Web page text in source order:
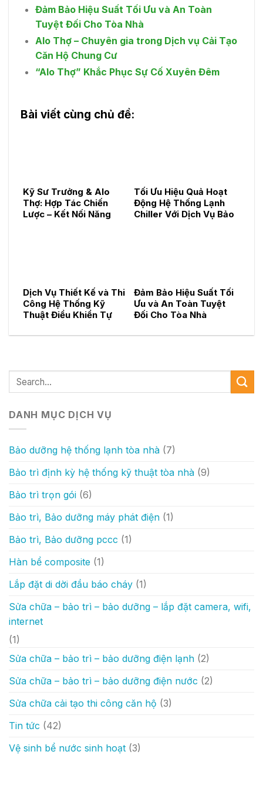
Đảm Bảo Hiệu Suất Tối Ưu và An Toàn
Tuyệt Đối Cho Tòa Nhà
Alo Thợ – Chuyên gia trong Dịch vụ Cải Tạo
Căn Hộ Chung Cư
“Alo Thợ” Khắc Phục Sự Cố Xuyên Đêm
Bài viết cùng chủ đề:
Kỹ Sư Trưởng & Alo
Thợ: Hợp Tác Chiến
Lược – Kết Nối Năng
Tối Ưu Hiệu Quả Hoạt
Động Hệ Thống Lạnh
Chiller Với Dịch Vụ Bảo
Dịch Vụ Thiết Kế và Thi
Công Hệ Thống Kỹ
Thuật Điều Khiển Tự
Đảm Bảo Hiệu Suất Tối
Ưu và An Toàn Tuyệt
Đối Cho Tòa Nhà
DANH MỤC DỊCH VỤ
Bảo dưỡng hệ thống lạnh tòa nhà (7)
Bảo trì định kỳ hệ thống kỹ thuật tòa nhà (9)
Bảo trì trọn gói (6)
Bảo trì, Bảo dưỡng máy phát điện (1)
Bảo trì, Bảo dưỡng pccc (1)
Hàn bể composite (1)
Lắp đặt di dời đầu báo cháy (1)
Sửa chữa – bảo trì – bảo dưỡng – lắp đặt camera, wifi,
internet
(1)
Sửa chữa – bảo trì – bảo dưỡng điện lạnh (2)
Sửa chữa – bảo trì – bảo dưỡng điện nước (2)
Sửa chữa cải tạo thi công căn hộ (3)
Tin tức (42)
Vệ sinh bể nước sinh hoạt (3)